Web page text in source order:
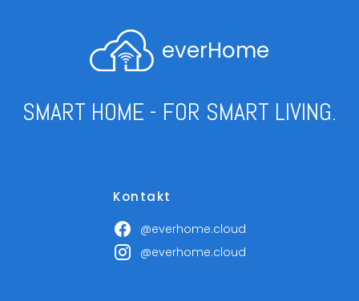
everHome
SMART HOME - FOR SMART LIVING.
Kontakt
@everhome.cloud
@everhome.cloud